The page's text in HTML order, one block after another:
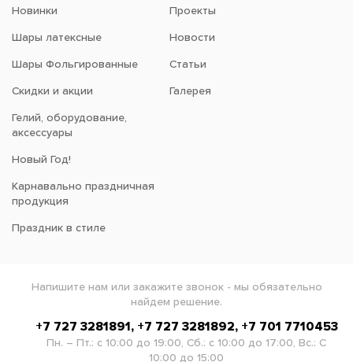
Новинки
Шары латексные
Шары Фольгированные
Скидки и акции
Гелий, оборудование,
аксессуары
Новый Год!
Карнавально праздничная
продукция
Праздник в стиле
Проекты
Новости
Статьи
Галерея
Напишите нам или закажите звонок - мы обязательно
найдем решение.
+7 727 3281891, +7 727 3281892, +7 701 7710453
Пн. – Пт.: с 10:00 до 19:00, Сб.: с 10:00 до 17:00, Вс.: С
10:00 до 15:00